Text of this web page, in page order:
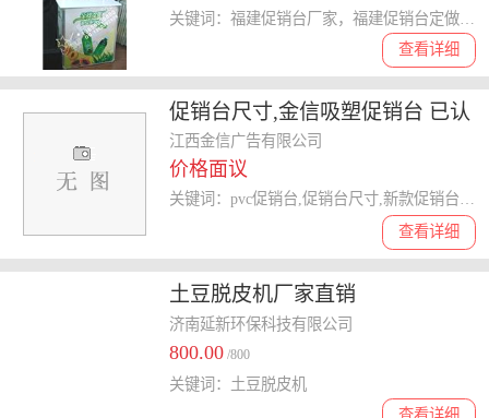
查看详细
促销台尺寸,金信吸塑促销台 已认
证 ,北京路促销台
江西金信广告有限公司
价格面议
查看详细
关键词：pvc促销台,促销台尺寸,新款促销台,促销台
土豆脱皮机厂家直销
济南延新环保科技有限公司
800.00 /800
查看详细
关键词：土豆脱皮机